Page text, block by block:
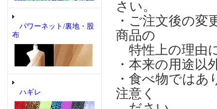
パワーネット/裏地・股
布
ハギレ
さい。
・ご注文後の
商品の
特性上の理由
・本来の用途
・食べ物では
注意く